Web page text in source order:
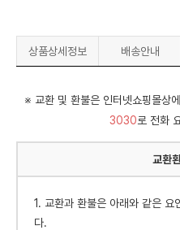
상품상세정보 배송안내
※ 교환 및 환불은 인터넷쇼핑몰상
3030로 전화
교환
1. 교환과 환불은 아래와 같은
다.